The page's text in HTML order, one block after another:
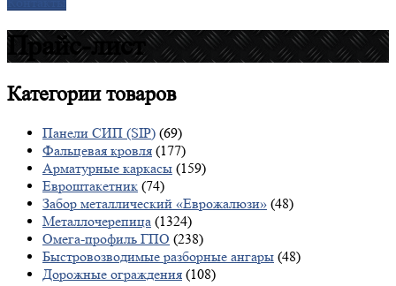
Прайс-лист
Категориитоваров
Панели СИП (SIP) (69)
Фальцевая кровля (177)
Арматурные каркасы (159)
Евроштакетник (74)
Забор металлический «Еврожалюзи» (48)
Металлочерепица (1324)
Омега-профиль ГПО (238)
Быстровозводимые разборные ангары (48)
Дорожные ограждения (108)